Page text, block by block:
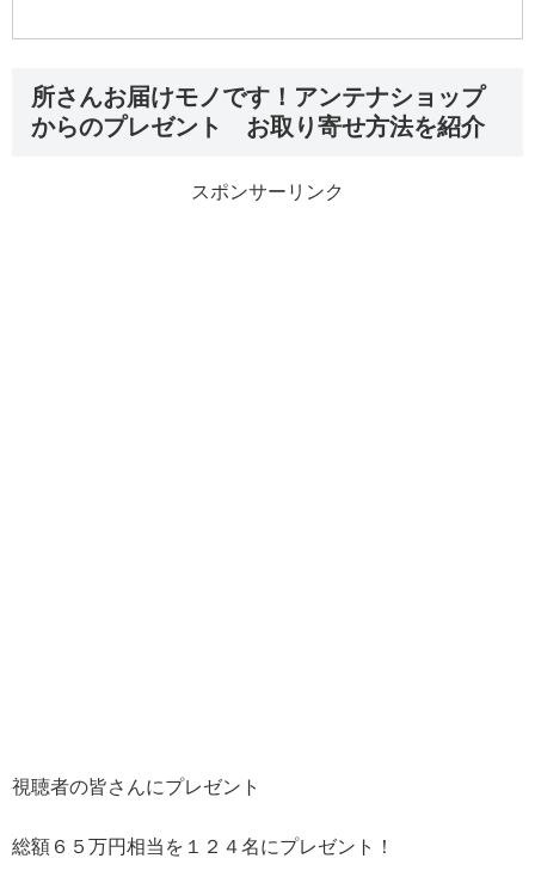
所さんお届けモノです！アンテナショップ
からのプレゼント お取り寄せ方法を紹介
スポンサーリンク
視聴者の皆さんにプレゼント
総額６５万円相当を１２４名にプレゼント！